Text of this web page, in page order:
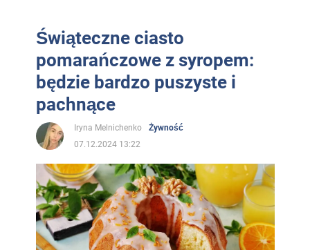
Świąteczne ciasto
pomarańczowe z syropem:
będzie bardzo puszyste i
pachnące
Iryna Melnichenko
Żywność
07.12.2024 13:22